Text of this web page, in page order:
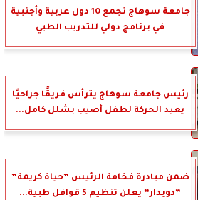
جامعة سوهاج تجمع 10 دول عربية وأجنبية
في برنامج دولي للتدريب الطبي
رئيس جامعة سوهاج يترأس فريقًا جراحيًا
يعيد الحركة لطفل أصيب بشلل كامل...
ضمن مبادرة فخامة الرئيس ”حياة كريمة”
”دويدار” يعلن تنظيم 5 قوافل طبية...